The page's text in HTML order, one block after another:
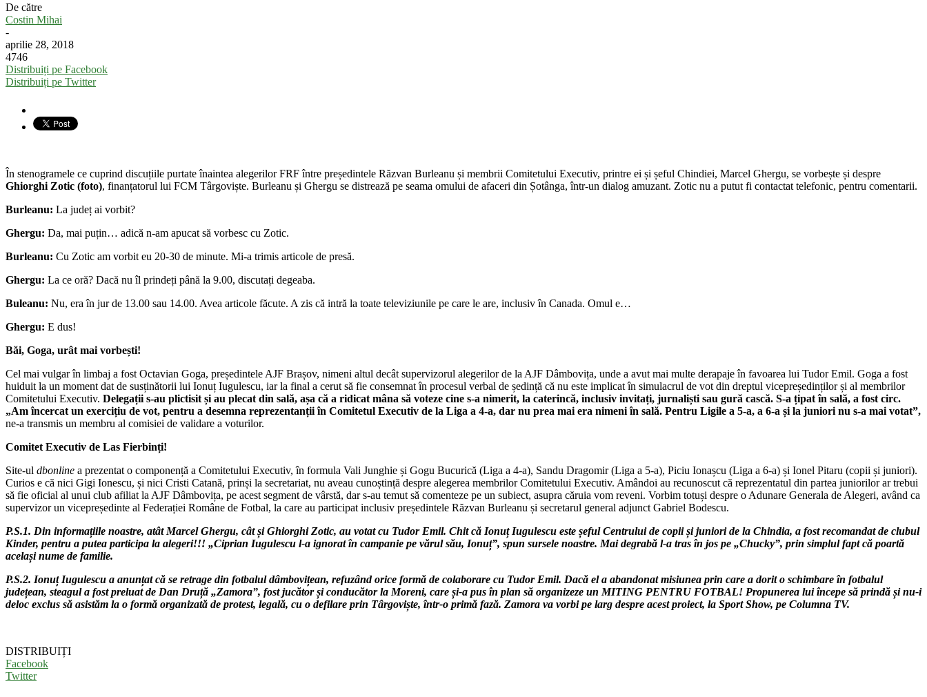
De către
Costin Mihai
-
aprilie 28, 2018
4746
Distribuiți pe Facebook
Distribuiți pe Twitter
În stenogramele ce cuprind discuțiile purtate înaintea alegerilor FRF între președintele Răzvan Burleanu și membrii Comitetului Executiv, printre ei și șeful Chindiei, Marcel Ghergu, se vorbește și despre
Ghiorghi Zotic (foto), finanțatorul lui FCM Târgoviște. Burleanu și Ghergu se distrează pe seama omului de afaceri din Șotânga, într-un dialog amuzant. Zotic nu a putut fi contactat telefonic, pentru comentarii.
Burleanu: La județ ai vorbit?
Ghergu: Da, mai puțin… adică n-am apucat să vorbesc cu Zotic.
Burleanu: Cu Zotic am vorbit eu 20-30 de minute. Mi-a trimis articole de presă.
Ghergu: La ce oră? Dacă nu îl prindeți până la 9.00, discutați degeaba.
Buleanu: Nu, era în jur de 13.00 sau 14.00. Avea articole făcute. A zis că intră la toate televiziunile pe care le are, inclusiv în Canada. Omul e…
Ghergu: E dus!
Băi, Goga, urât mai vorbești!
Cel mai vulgar în limbaj a fost Octavian Goga, președintele AJF Brașov, nimeni altul decât supervizorul alegerilor de la AJF Dâmbovița, unde a avut mai multe derapaje în favoarea lui Tudor Emil. Goga a fost
huiduit la un moment dat de susținătorii lui Ionuț Iugulescu, iar la final a cerut să fie consemnat în procesul verbal de ședință că nu este implicat în simulacrul de vot din dreptul vicepreședinților și al membrilor
Comitetului Executiv. Delegații s-au plictisit și au plecat din sală, așa că a ridicat mâna să voteze cine s-a nimerit, la caterincă, inclusiv invitați, jurnaliști sau gură cască. S-a țipat în sală, a fost circ.
„Am încercat un exercițiu de vot, pentru a desemna reprezentanții în Comitetul Executiv de la Liga a 4-a, dar nu prea mai era nimeni în sală. Pentru Ligile a 5-a, a 6-a și la juniori nu s-a mai votat”,
ne-a transmis un membru al comisiei de validare a voturilor.
Comitet Executiv de Las Fierbinți!
Site-ul dbonline a prezentat o componență a Comitetului Executiv, în formula Vali Junghie și Gogu Bucurică (Liga a 4-a), Sandu Dragomir (Liga a 5-a), Piciu Ionașcu (Liga a 6-a) și Ionel Pitaru (copii și juniori).
Curios e că nici Gigi Ionescu, și nici Cristi Catană, prinși la secretariat, nu aveau cunoștință despre alegerea membrilor Comitetului Executiv. Amândoi au recunoscut că reprezentatul din partea juniorilor ar trebui
să fie oficial al unui club afiliat la AJF Dâmbovița, pe acest segment de vârstă, dar s-au temut să comenteze pe un subiect, asupra căruia vom reveni. Vorbim totuși despre o Adunare Generala de Alegeri, având ca
supervizor un vicepreședinte al Federației Române de Fotbal, la care au participat inclusiv președintele Răzvan Burleanu și secretarul general adjunct Gabriel Bodescu.
P.S.1. Din informațiile noastre, atât Marcel Ghergu, cât și Ghiorghi Zotic, au votat cu Tudor Emil. Chit că Ionuț Iugulescu este șeful Centrului de copii și juniori de la Chindia, a fost recomandat de clubul
Kinder, pentru a putea participa la alegeri!!! „Ciprian Iugulescu l-a ignorat în campanie pe vărul său, Ionuț”, spun sursele noastre. Mai degrabă l-a tras în jos pe „Chucky”, prin simplul fapt că poartă
același nume de familie.
P.S.2. Ionuț Iugulescu a anunțat că se retrage din fotbalul dâmbovițean, refuzând orice formă de colaborare cu Tudor Emil. Dacă el a abandonat misiunea prin care a dorit o schimbare în fotbalul
județean, steagul a fost preluat de Dan Druță „Zamora”, fost jucător și conducător la Moreni, care și-a pus în plan să organizeze un MITING PENTRU FOTBAL! Propunerea lui începe să prindă și nu-i
deloc exclus să asistăm la o formă organizată de protest, legală, cu o defilare prin Târgoviște, într-o primă fază. Zamora va vorbi pe larg despre acest proiect, la Sport Show, pe Columna TV.
DISTRIBUIȚI
Facebook
Twitter